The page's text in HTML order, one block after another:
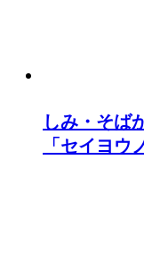
しみ・そば
「セイヨ